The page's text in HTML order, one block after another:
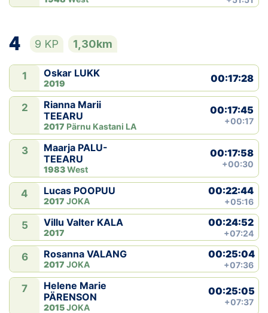
4 9 KP 1,30km
1 Oskar LUKK
2019 00:17:28
2
Rianna Marii
TEEARU
2017 Pärnu Kastani LA
00:17:45
+00:17
3
Maarja PALU-
TEEARU
1983West
00:17:58
+00:30
4 Lucas POOPUU
2017 JOKA
00:22:44
+05:16
5 Villu Valter KALA
2017
00:24:52
+07:24
6 Rosanna VALANG
2017 JOKA
00:25:04
+07:36
7
Helene Marie
PÄRENSON
2015JOKA
00:25:05
+07:37